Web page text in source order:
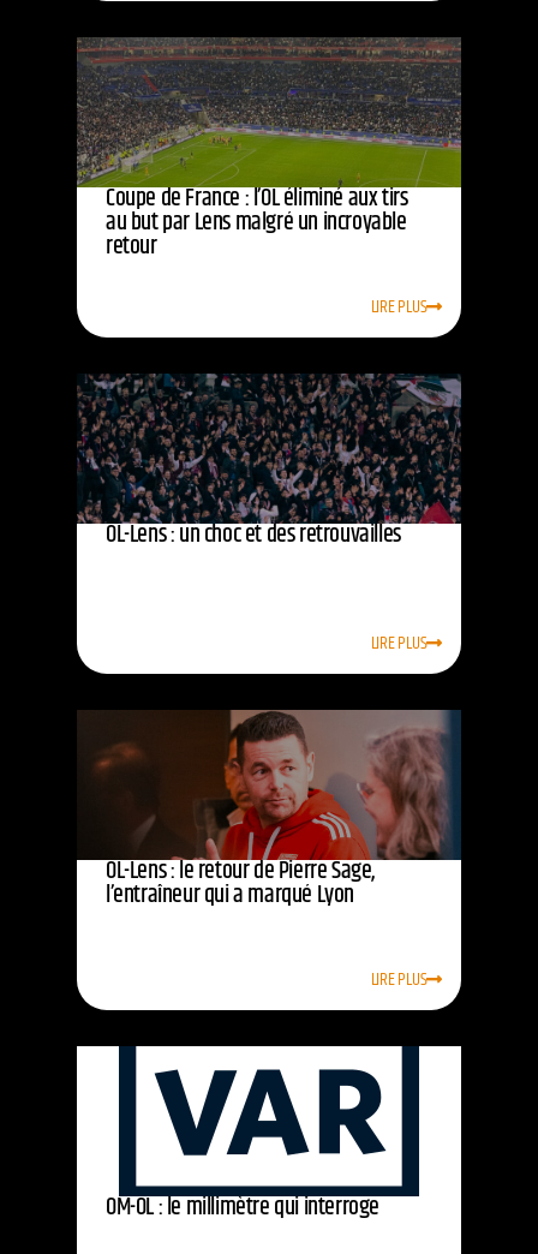
Coupe de France : l’OL éliminé aux tirs
au but par Lens malgré un incroyable
retour
LIRE PLUS
OL-Lens : un choc et des retrouvailles
LIRE PLUS
OL-Lens : le retour de Pierre Sage,
l’entraîneur qui a marqué Lyon
LIRE PLUS
OM-OL : le millimètre qui interroge